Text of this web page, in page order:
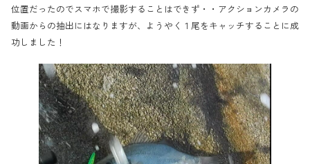
位置だったのでスマホで撮影することはできず・・アクションカメラの
動画からの抽出にはなりますが、ようやく１尾をキャッチすることに成
功しました！